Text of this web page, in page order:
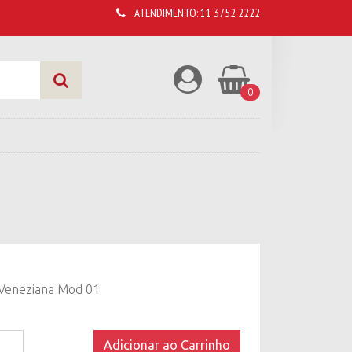
ATENDIMENTO:11 3752 2222
0
Mod 01
Adicionar ao Carrinho